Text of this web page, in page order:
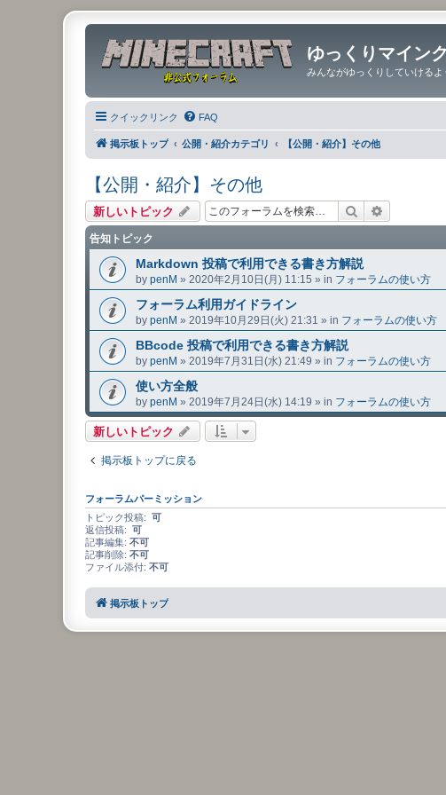
ゆっくりマイン
みんながゆっくりしていけるよ
クイックリンク FAQ
掲示板トップ 公開・紹介カテゴリ 【公開・紹介】その他
【公開・紹介】その他
新しいトピック 検索
告知トピック
Markdown 投稿で利用できる書き方解説
by penM » 2020年2月10日(月) 11:15 » in フォーラムの使い方
フォーラム利用ガイドライン
by penM » 2019年10月29日(火) 21:31 » in フォーラムの使い方
BBcode 投稿で利用できる書き方解説
by penM » 2019年7月31日(水) 21:49 » in フォーラムの使い方
使い方全般
by penM » 2019年7月24日(水) 14:19 » in フォーラムの使い方
新しいトピック
掲示板トップに戻る
フォーラムパーミッション
トピック投稿: 可
返信投稿: 可
記事編集: 不可
記事削除: 不可
ファイル添付: 不可
掲示板トップ